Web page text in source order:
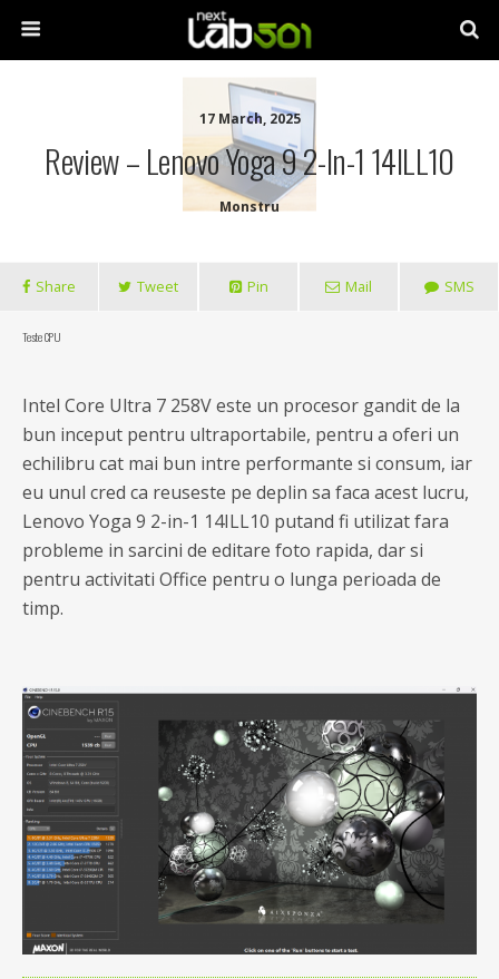
17 March, 2025
Review – Lenovo Yoga 9 2-In-1 14ILL10
Monstru
Share Tweet Pin Mail SMS
Teste CPU
Intel Core Ultra 7 258V este un procesor gandit de la
bun inceput pentru ultraportabile, pentru a oferi un
echilibru cat mai bun intre performante si consum, iar
eu unul cred ca reuseste pe deplin sa faca acest lucru,
Lenovo Yoga 9 2-in-1 14ILL10 putand fi utilizat fara
probleme in sarcini de editare foto rapida, dar si
pentru activitati Office pentru o lunga perioada de
timp.